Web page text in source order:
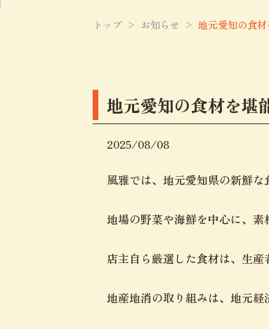
トップ お知らせ 地元愛知の食
地元愛知の食材を堪
2025/08/08
風雅では、地元愛知県の新鮮な
地場の野菜や海鮮を中心に、素
店主自ら厳選した食材は、生
地産地消の取り組みは、地元